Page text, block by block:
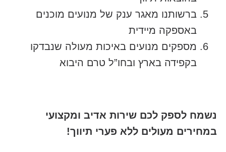
ברשותנו מאגר ענק של מנועים מוכנים
באספקה מיידית
מספקים מנועים באיכות מעולה שנבדקו
בקפידה בארץ ובחו”ל טרם היבוא
נשמח לספק לכם שירות אדיב ומקצועי
במחירים מעולים ללא פערי תיווך!